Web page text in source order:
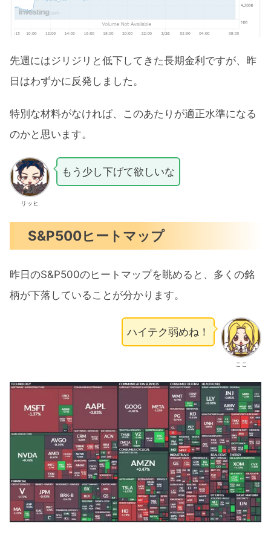
先週にはジリジリと低下してきた長期金利ですが、昨
日はわずかに反発しました。
特別な材料がなければ、このあたりが適正水準になる
のかと思います。
リッヒ
もう少し下げて欲しいな
S&P500ヒートマップ
昨日のS&P500のヒートマップを眺めると、多くの銘
柄が下落していることが分かります。
ここ
ハイテク弱めね！